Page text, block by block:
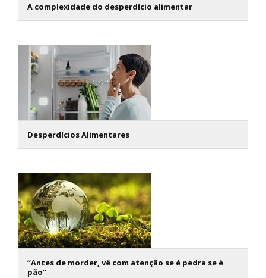
A complexidade do desperdício alimentar
Desperdícios Alimentares
“Antes de morder, vê com atenção se é pedra se é
pão”